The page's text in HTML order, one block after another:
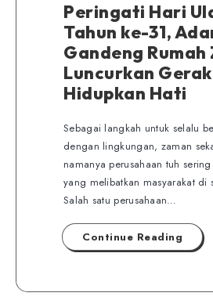
Peringati Hari
Tahun ke-31,
Gandeng
Luncurkan
Hidupkan Hati
Sebagai langkah untuk selalu
dengan lingkungan, zaman
namanya perusahaan tuh
yang melibatkan masyarakat di
Salah satu perusahaan…
Continue Reading